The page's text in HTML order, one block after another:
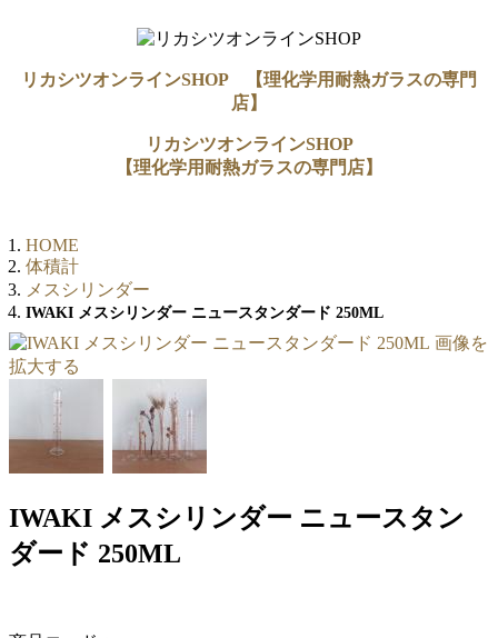
リカシツオンラインSHOP 【理化学用耐熱ガラスの専門
店】
リカシツオンラインSHOP
【理化学用耐熱ガラスの専門店】
HOME
体積計
メスシリンダー
IWAKI メスシリンダー ニュースタンダード 250ML
画像を
拡大する
IWAKI メスシリンダー ニュースタン
ダード 250ML